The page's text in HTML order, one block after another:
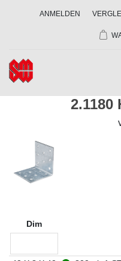
ANMELDEN
2.1180
Dim